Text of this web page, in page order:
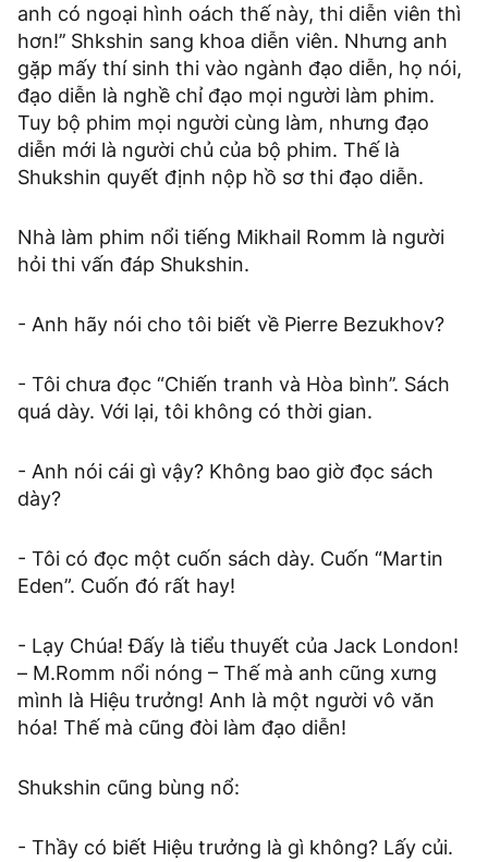
anh có ngoại hình oách thế này, thi diễn viên thì
hơn!’’ Shkshin sang khoa diễn viên. Nhưng anh
gặp mấy thí sinh thi vào ngành đạo diễn, họ nói,
đạo diễn là nghề chỉ đạo mọi người làm phim.
Tuy bộ phim mọi người cùng làm, nhưng đạo
diễn mới là người chủ của bộ phim. Thế là
Shukshin quyết định nộp hồ sơ thi đạo diễn.
Nhà làm phim nổi tiếng Mikhail Romm là người
hỏi thi vấn đáp Shukshin.
- Anh hãy nói cho tôi biết về Pierre Bezukhov?
- Tôi chưa đọc “Chiến tranh và Hòa bình’’. Sách
quá dày. Với lại, tôi không có thời gian.
- Anh nói cái gì vậy? Không bao giờ đọc sách
dày?
- Tôi có đọc một cuốn sách dày. Cuốn “Martin
Eden”. Cuốn đó rất hay!
- Lạy Chúa! Đấy là tiểu thuyết của Jack London!
– M.Romm nổi nóng – Thế mà anh cũng xưng
mình là Hiệu trưởng! Anh là một người vô văn
hóa! Thế mà cũng đòi làm đạo diễn!
Shukshin cũng bùng nổ:
- Thầy có biết Hiệu trưởng là gì không? Lấy củi.